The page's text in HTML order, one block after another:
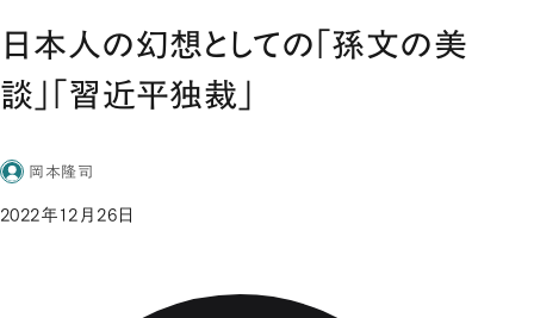
日本人の幻想としての「孫文の美
談」「習近平独裁」
岡本隆司
2022年12月26日